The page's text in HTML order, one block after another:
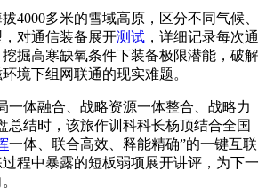
4000多米的雪域高原，区分不同气候、
对通信装备展开测试 ，详细记录每次通
掘高寒缺氧条件下装备极限潜能，破解
境下组网联通的现实难题。
一体融合、战略资源一体整合、战略力
结时，该旅作训科科长杨顶结合全国
一体、联合高效、释能精确”的一键互联
程中暴露的短板弱项展开讲评，为下一